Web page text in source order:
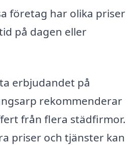
företag har olika priser
på dagen eller
erbjudandet på
rekommenderar
från flera städfirmor.
priser och tjänster kan